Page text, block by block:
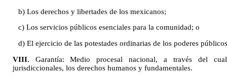
b) Los derechos y libertades de los mexicanos;
c) Los servicios públicos esenciales para la comunidad; o
d) El ejercicio de las potestades ordinarias de los poderes
VIII. Garantía: Medio procesal nacional, a través del
jurisdiccionales, los derechos humanos y fundamentales.